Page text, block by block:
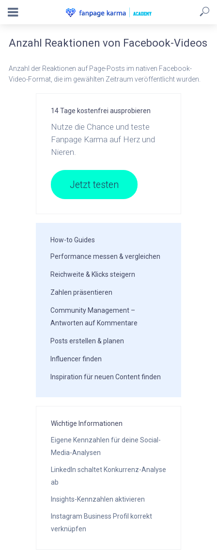
Anzahl Reaktionen von Facebook-Videos
Anzahl der Reaktionen auf Page-Posts im nativen Facebook-
Video-Format, die im gewählten Zeitraum veröffentlicht wurden.
14 Tage kostenfrei ausprobieren
Nutze die Chance und teste
Fanpage Karma auf Herz und
Nieren.
Jetzt testen
How-to Guides
Performance messen & vergleichen
Reichweite & Klicks steigern
Zahlen präsentieren
Community Management –
Antworten auf Kommentare
Posts erstellen & planen
Influencer finden
Inspiration für neuen Content finden
Wichtige Informationen
Eigene Kennzahlen für deine Social-
Media-Analysen
LinkedIn schaltet Konkurrenz-Analyse
ab
Insights-Kennzahlen aktivieren
Instagram Business Profil korrekt
verknüpfen